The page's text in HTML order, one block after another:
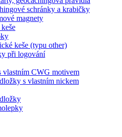
schránky a krabičky
magnety
keše (typu other)
při logování
vlastním CWG motivem
s vlastním nickem